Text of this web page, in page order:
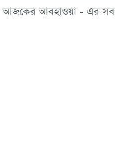
আজকের আবহাওয়া - এর